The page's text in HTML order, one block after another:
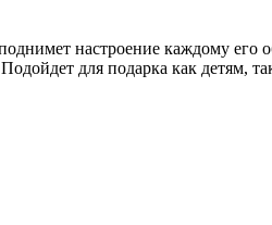
настроение каждому его
для подарка как детям,